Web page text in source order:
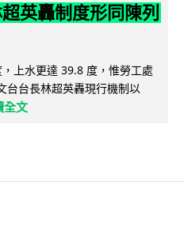
英轟制度形同陳列
上水更達 39.8 度，惟勞工處
台台長林超英轟現行機制以
全文